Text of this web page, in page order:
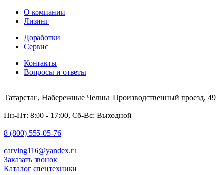
О компании
Лизинг
Доработки
Сервис
Контакты
Вопросы и ответы
Татарстан, Набережные Челны, Производственный проезд, 49
Пн-Пт: 8:00 - 17:00, Сб-Вс: Выходной
8 (800) 555-05-76
carving116@yandex.ru
Заказать звонок
Каталог спецтехники